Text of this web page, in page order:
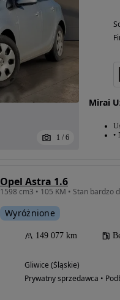
1 / 6
Mirai
Opel Astra 1.6
1598 cm3 • 105 KM • Stan bardzo
Wyróżnione
149 077 km
Gliwice (Śląskie)
Prywatny sprzedawca •